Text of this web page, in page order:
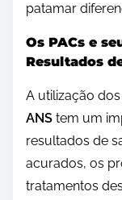
patamar
Os PACs e
Resultados
A utilização dos
ANS tem um
resultados de
acurados, os
tratamentos